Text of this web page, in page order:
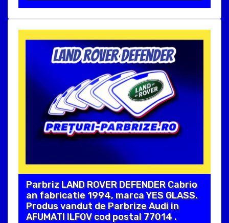
Parbriz LAND ROVER DEFENDER Cabrio
an fabricatie 1994, marca YES GLASS.
Produs vandut de Parbrize Audi in
AFUMATI ILFOV cod postal 77014 .